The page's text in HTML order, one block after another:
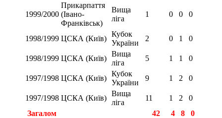
1999/2000
Прикарпаття
(Івано-
Франківськ)
Вища
ліга
1 0 0 0
1998/1999 ЦСКА (Київ)
Кубок
України
2 0 1 0
1998/1999 ЦСКА (Київ)
Вища
ліга
5 1 1 0
1997/1998 ЦСКА (Київ)
Кубок
України
9 1 2 0
1997/1998 ЦСКА (Київ)
Вища
ліга
11 1 2
0
Загалом
42 4 8 0